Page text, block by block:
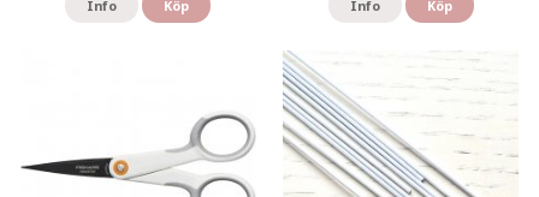
Info Köp Info Köp